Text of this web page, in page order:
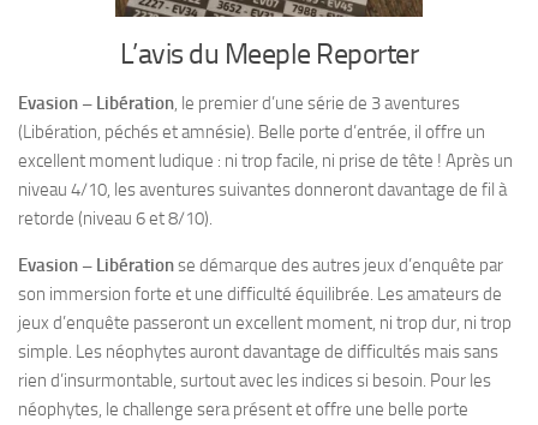
L’avis du Meeple Reporter
Evasion – Libération, le premier d’une série de 3 aventures
(Libération, péchés et amnésie). Belle porte d’entrée, il offre un
excellent moment ludique : ni trop facile, ni prise de tête ! Après un
niveau 4/10, les aventures suivantes donneront davantage de fil à
retorde (niveau 6 et 8/10).
Evasion – Libérationse démarque des autres jeux d’enquête par
son immersion forte et une difficulté équilibrée. Les amateurs de
jeux d’enquête passeront un excellent moment, ni trop dur, ni trop
simple. Les néophytes auront davantage de difficultés mais sans
rien d’insurmontable, surtout avec les indices si besoin. Pour les
néophytes, le challenge sera présent et offre une belle porte